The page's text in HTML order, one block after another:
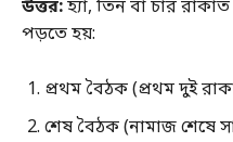
উত্তর:হ্যাঁ, তিন বা চার
পড়তে হয়:
প্রথম বৈঠক (প্রথম দুই
শেষ বৈঠক (নামাজ শেষে